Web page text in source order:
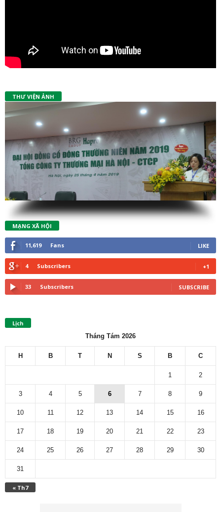
THƯ VIỆN ẢNH
MẠNG XÃ HỘI
11,619 Fans LIKE
4 Subscribers +1
33 Subscribers SUBSCRIBE
Lịch
Tháng Tám 2026
H B T N S B C
« Th7
1 2
3 4 5 6 7 8 9
10 11 12 13 14 15 16
17 18 19 20 21 22 23
24 25 26 27 28 29 30
31